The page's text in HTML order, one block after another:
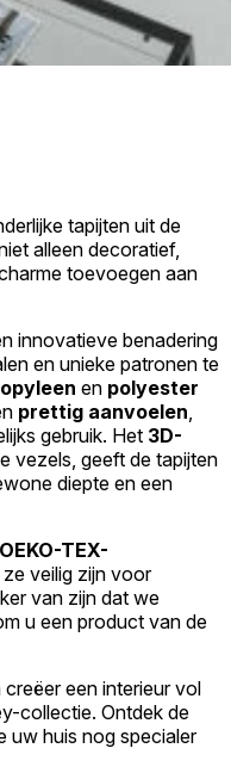
tapijten uit de
alleen decoratief,
toevoegen aan
innovatieve benadering
en unieke patronen te
en polyester
prettig aanvoelen
gebruik. Het 3D-
vezels, geeft de tapijten
diepte en een
OEKO-TEX-
ze veilig zijn voor
van zijn dat we
u een product van de
een interieur vol
collectie. Ontdek de
uw huis nog specialer